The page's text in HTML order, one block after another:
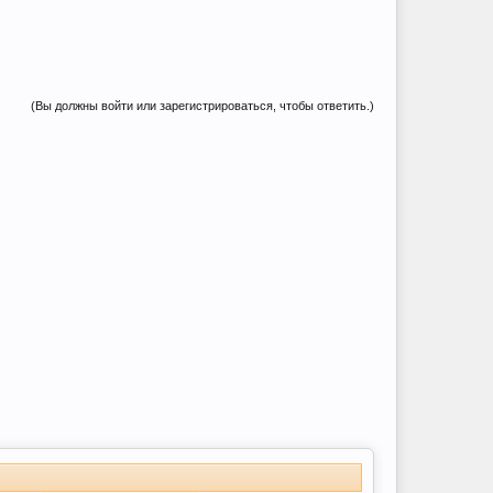
(Вы должны войти или зарегистрироваться, чтобы ответить.)